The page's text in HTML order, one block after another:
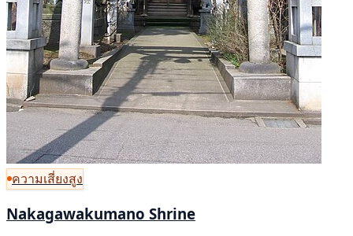
ความเสี่ยงสูง
Nakagawakumano Shrine